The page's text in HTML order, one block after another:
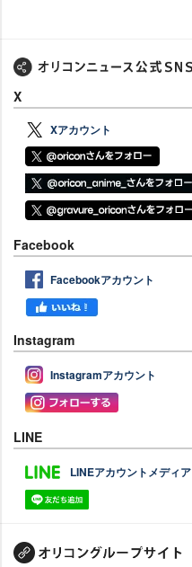
X
Xアカウント
Facebook
Facebookアカウント
Instagram
Instagramアカウント
LINE
LINEアカウントメディア